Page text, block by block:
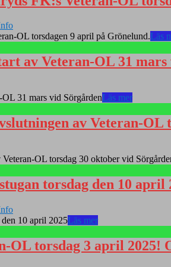
OL torsdagen 9 april på Grönelund.Läs
av Veteran-OL 31
31 mars vid SörgårdenLäs mer
av Veteran-OL
OL torsdag 30 oktober vid
torsdag den 10 april
10 april 2025Läs mer
OL torsdag 3 april